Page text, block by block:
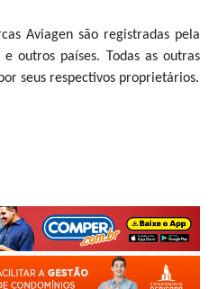
Aviagen são registradas pela
e outros países. Todas as outras
seus respectivos proprietários.